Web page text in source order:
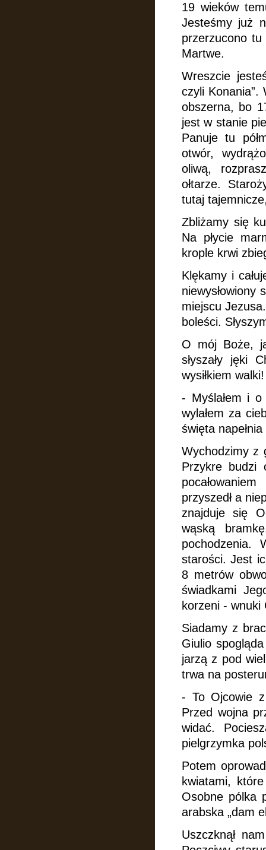
19 wieków
Jesteśmy już
przerzucono
Martwe.
Wreszcie
czyli
obszerna, bo
jest w stanie
Panuje tu
otwór,
oliwą,
ołtarze.
tutaj
Zbliżamy się
Na płycie
krople krwi
Klękamy i
niewysłowiony
miejscu
boleści.
O mój Boże,
słyszały jęki
wysiłkiem walki!
- Myślałem i
wylałem za
święta
Wychodzimy z
Przykre budzi
przyszedł a
znajduje się
wąską
pochodzenia.
starości. Jest
8 metrów
świadkami
korzeni - wnuki
Siadamy z
Giulio
jarzą z pod
trwa na
- To Ojcowie
Przed wojna
widać.
pielgrzymka
Potem
kwiatami,
Osobne pólka
arabska „dam
Uszczknął